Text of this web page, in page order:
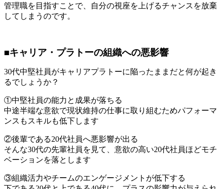
管理職を目指すことで、自分の視座を上げるチャンスを放棄
してしまうのです。
■キャリア・プラトーの組織への悪影響
30代中堅社員がキャリアプラトーに陥ったままだと何が起き
るでしょうか？
①中堅社員の能力と成果が落ちる
中途半端な意欲で現状維持の仕事に取り組むためパフォーマ
ンスもスキルも低下します
②後輩である20代社員へ悪影響が出る
そんな30代の先輩社員を見て、意欲の高い20代社員ほどモチ
ベーションを落とします
③組織活力やチームのエンゲージメントが低下する